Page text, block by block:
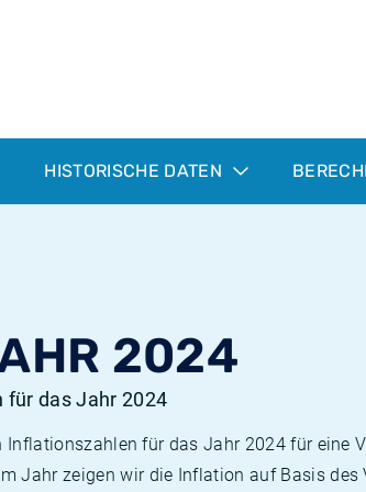
HISTORISCHE DATEN
2024
das Jahr 2024
für das Jahr 2024 für eine
Jahr zeigen wir die Inflation auf Basis